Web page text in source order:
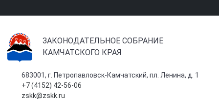
ЗАКОНОДАТЕЛЬНОЕ СОБРАНИЕ
КАМЧАТСКОГО КРАЯ
683001, г. Петропавловск-Камчатский, пл. Ленина, д. 1
+7 (4152) 42-56-06
zskk@zskk.ru